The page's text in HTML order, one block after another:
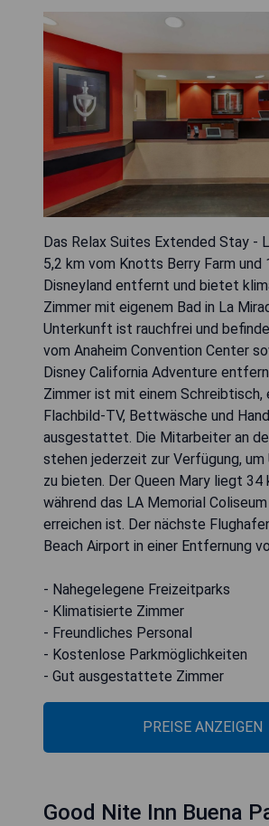
Das Relax Suites Extended Stay -
5,2 km vom Knotts Berry Farm und
Disneyland entfernt und bietet
Zimmer mit eigenem Bad in La
Unterkunft ist rauchfrei und
vom Anaheim Convention Center
Disney California Adventure
Zimmer ist mit einem Schreibtisch,
Flachbild-TV, Bettwäsche und
ausgestattet. Die Mitarbeiter an
stehen jederzeit zur Verfügung,
zu bieten. Der Queen Mary liegt
während das LA Memorial
erreichen ist. Der nächste
Beach Airport in einer Entfernung
- Nahegelegene Freizeitparks
- Klimatisierte Zimmer
- Freundliches Personal
- Kostenlose Parkmöglichkeiten
- Gut ausgestattete Zimmer
PREISE ANZEIGEN
Good Nite Inn Buena